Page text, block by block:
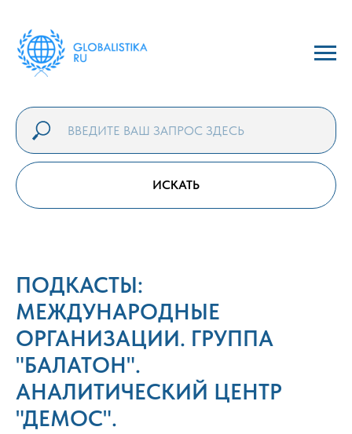
ИСКАТЬ
ПОДКАСТЫ:
МЕЖДУНАРОДНЫЕ
ОРГАНИЗАЦИИ. ГРУППА
"БАЛАТОН".
АНАЛИТИЧЕСКИЙ ЦЕНТР
"ДЕМОС".